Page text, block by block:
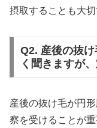
摂取することも大切
Q2. 産後の抜
く聞きますが
産後の抜け毛が円
察を受けることが